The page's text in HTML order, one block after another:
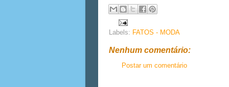
Labels: FATOS - MODA
Nenhum comentário:
Postar um comentário